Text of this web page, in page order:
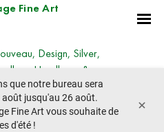
Fine Art
que notre bureau sera
jusqu'au 26 août.
Fine Art vous souhaite de
d'été !
×
Design, Silver,
Handbags &